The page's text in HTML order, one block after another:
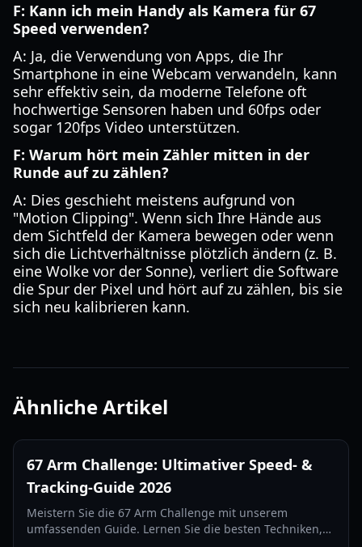
F: Kann ich mein Handy als Kamera für 67
Speed verwenden?
A: Ja, die Verwendung von Apps, die Ihr
Smartphone in eine Webcam verwandeln, kann
sehr effektiv sein, da moderne Telefone oft
hochwertige Sensoren haben und 60fps oder
sogar 120fps Video unterstützen.
F: Warum hört mein Zähler mitten in der
Runde auf zu zählen?
A: Dies geschieht meistens aufgrund von
"Motion Clipping". Wenn sich Ihre Hände aus
dem Sichtfeld der Kamera bewegen oder wenn
sich die Lichtverhältnisse plötzlich ändern (z. B.
eine Wolke vor der Sonne), verliert die Software
die Spur der Pixel und hört auf zu zählen, bis sie
sich neu kalibrieren kann.
Ähnliche Artikel
67 Arm Challenge: Ultimativer Speed- &
Tracking-Guide 2026
Meistern Sie die 67 Arm Challenge mit unserem
umfassenden Guide. Lernen Sie die besten Techniken,